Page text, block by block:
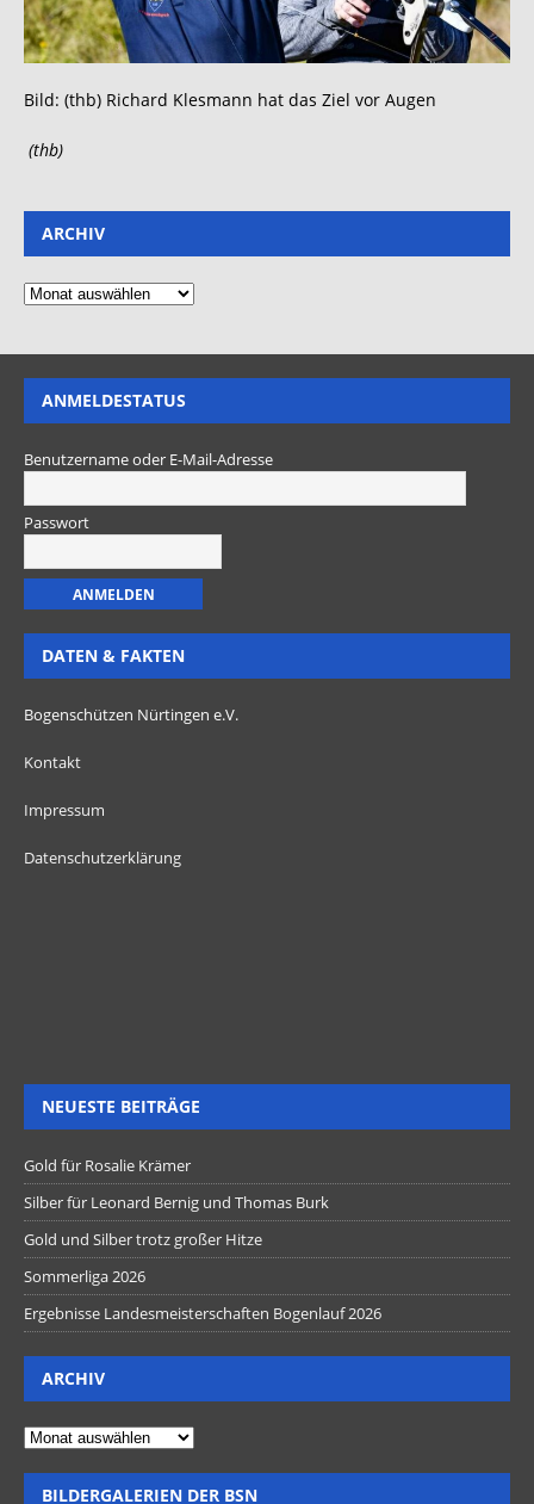
Bild: (thb) Richard Klesmann hat das Ziel vor Augen
(thb)
ARCHIV
ANMELDESTATUS
Benutzername oder E-Mail-Adresse
Passwort
DATEN & FAKTEN
Bogenschützen Nürtingen e.V.
Kontakt
Impressum
Datenschutzerklärung
NEUESTE BEITRÄGE
Gold für Rosalie Krämer
Silber für Leonard Bernig und Thomas Burk
Gold und Silber trotz großer Hitze
Sommerliga 2026
Ergebnisse Landesmeisterschaften Bogenlauf 2026
ARCHIV
BILDERGALERIEN DER BSN